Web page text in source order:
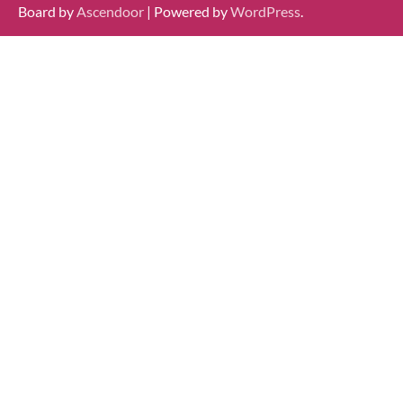
Board byAscendoor | Powered byWordPress.